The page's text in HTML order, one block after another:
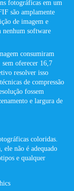
fotográficas em um
são amplamente
de imagem e
nenhum software
consumiram
sem oferecer 16,7
resolver isso
de compressão
fossem
e largura de
coloridas.
ele não é adequado
e qualquer